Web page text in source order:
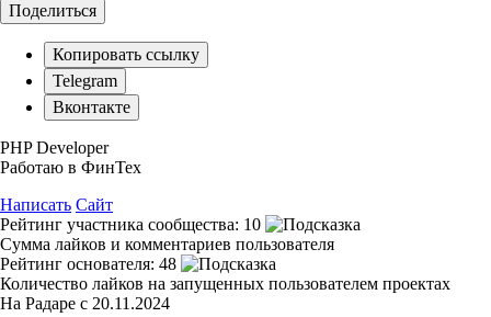
Поделиться
Копировать ссылку
Telegram
Вконтакте
PHP Developer
Работаю в ФинТех
Написать Сайт
Рейтинг участника сообщества: 10
Сумма лайков и комментариев пользователя
Рейтинг основателя: 48
Количество лайков на запущенных пользователем проектах
На Радаре с 20.11.2024